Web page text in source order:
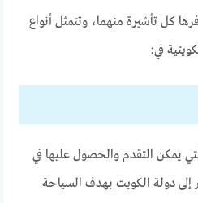
كل تأشيرة منهما، وتتمثل أنواع
في:
يمكن التقدم والحصول عليها في
إلى دولة الكويت بهدف السياحة